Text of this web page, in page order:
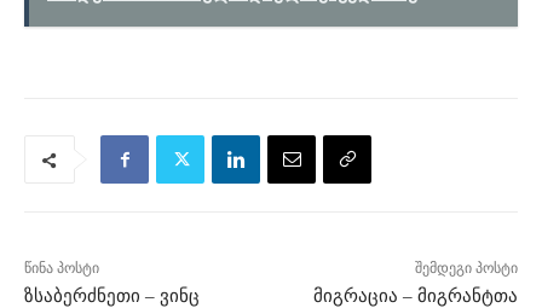
წინა პოსტი
ზსაბერძნეთი – ვინც
შემდეგი პოსტი
მიგრაცია – მიგრანტთა